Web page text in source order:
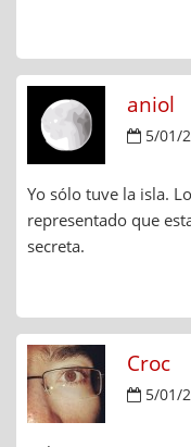
aniol
5/01/
Yo sólo tuve la isla.
representado que
secreta.
Croc
5/01/